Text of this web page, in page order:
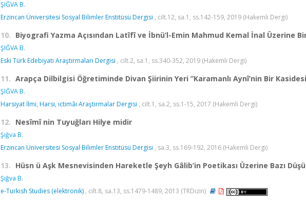
ŞIĞVA B.
Erzincan Üniversitesi Sosyal Bilimler Enstitüsü Dergisi , cilt.12, sa.1, ss.142-159, 2019 (Hakemli Dergi)
10. Biyografi Yazma Açısından Latîfî ve İbnü’l-Emin Mahmud Kemal İnal Üzerine
ŞIĞVA B.
Eski Türk Edebiyatı Araştırmaları Dergisi , cilt.2, sa.1, ss.340-352, 2019 (Hakemli Dergi)
11. Arapça Dilbilgisi Öğretiminde Divan Şiirinin Yeri ”Karamanlı Aynî’nin Bir
ŞIĞVA B.
Harsiyat İlmi, Harsi, ictimâi Araştırmalar Dergisi , cilt.1, sa.2, ss.1-15, 2017 (Hakemli Dergi)
12. Nesîmî nin Tuyuğları Hilye midir
Şığva B.
Erzincan Üniversitesi Sosyal Bilimler Enstitüsü Dergisi , sa.3, ss.169-192, 2016 (Hakemli Dergi)
13. Hüsn ü Aşk Mesnevisinden Hareketle Şeyh Gâlib’in Poetikası Üzerine Bazı
Şığva B.
e-Turkish Studies (elektronik) , cilt.8, sa.13, ss.1479-1489, 2013 (TRDizin)